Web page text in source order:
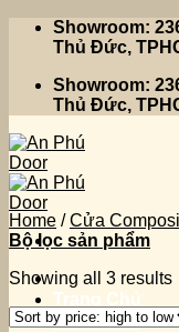
Skip
Showroom:
Thủ Đức,
Showroom:
Thủ Đức,
Trang Chủ
Sản Phẩm
Home / Cửa
Bộ lọc sản phẩm
Showing all 3 results